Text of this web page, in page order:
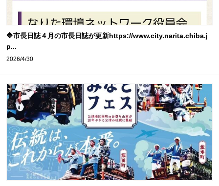
🔷市長日誌４月の市長日誌が更新https://www.city.narita.chiba.j
p...
2026/4/30